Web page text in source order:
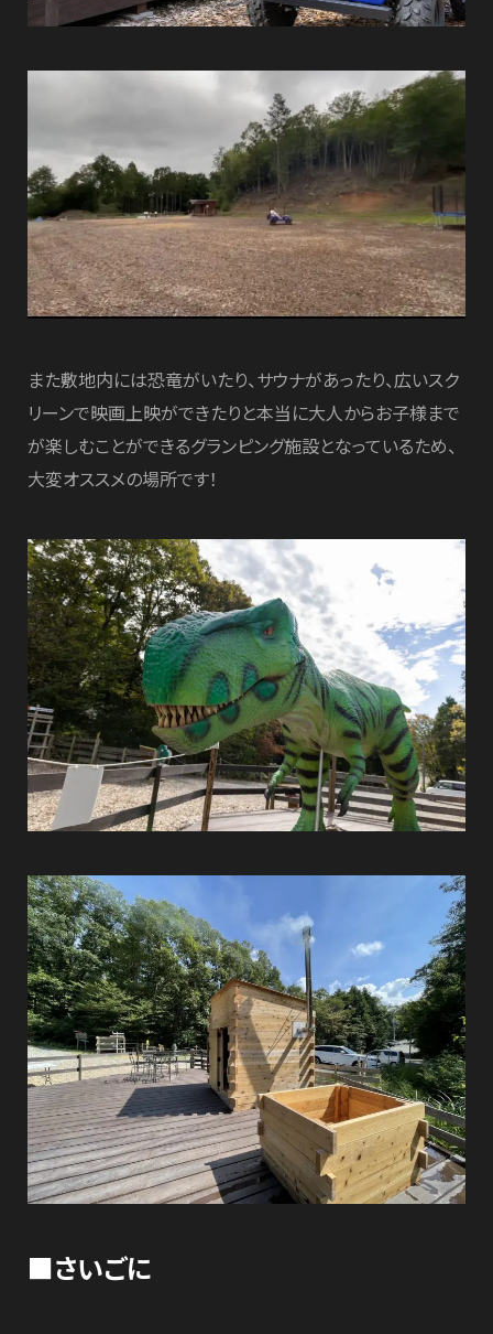
また敷地内には恐竜がいたり、サウナがあったり、広いスク
リーンで映画上映ができたりと本当に大人からお子様まで
が楽しむことができるグランピング施設となっているため、
大変オススメの場所です！
■さいごに